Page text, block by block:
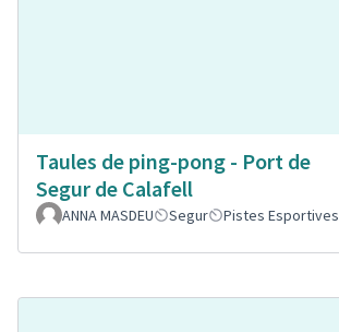
Taules de ping-pong - Port de
Segur de Calafell
ANNA MASDEU Segur Pistes Esportives